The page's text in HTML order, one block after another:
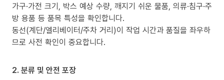
가구·가전 크기, 박스 예상 수량, 깨지기 쉬운 물품, 의류·침구·주
방 용품 등 품목 특성을 확인합니다.
동선(계단/엘리베이터/주차 거리)이 작업 시간과 품질을 좌우하
므로 사전 확인이 중요합니다.
2. 분류 및 안전 포장